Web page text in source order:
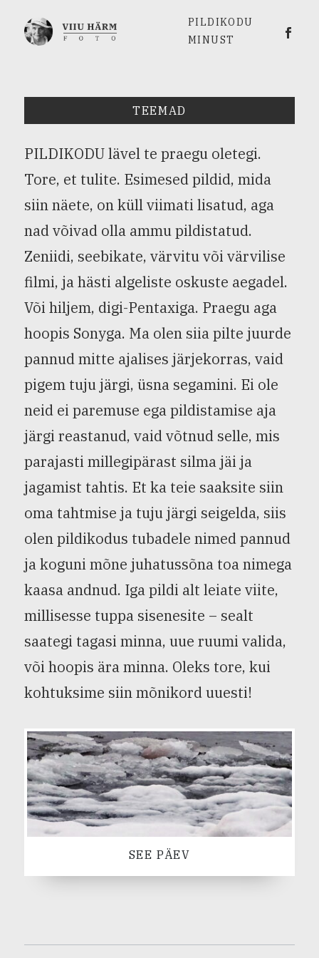
PILDIKODU
MINUST
Viiu
TEEMAD
PILDIKODU lävel te praegu oletegi.
Tore, et tulite. Esimesed pildid, mida
siin näete, on küll viimati lisatud, aga
nad võivad olla ammu pildistatud.
Zeniidi, seebikate, värvitu või värvilise
filmi, ja hästi algeliste oskuste aegadel.
Või hiljem, digi-Pentaxiga. Praegu aga
hoopis Sonyga. Ma olen siia pilte juurde
pannud mitte ajalises järjekorras, vaid
pigem tuju järgi, üsna segamini. Ei ole
neid ei paremuse ega pildistamise aja
järgi reastanud, vaid võtnud selle, mis
parajasti millegipärast silma jäi ja
jagamist tahtis. Et ka teie saaksite siin
oma tahtmise ja tuju järgi seigelda, siis
olen pildikodus tubadele nimed pannud
ja koguni mõne juhatussõna toa nimega
kaasa andnud. Iga pildi alt leiate viite,
millisesse tuppa sisenesite – sealt
saategi tagasi minna, uue ruumi valida,
või hoopis ära minna. Oleks tore, kui
kohtuksime siin mõnikord uuesti!
SEE PÄEV